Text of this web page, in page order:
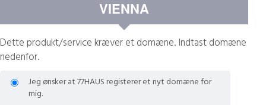
VIENNA
Dette produkt/service kræver et domæne. Indtast domæne
nedenfor.
Jeg ønsker at 77HAUS registerer et nyt domæne for
mig.